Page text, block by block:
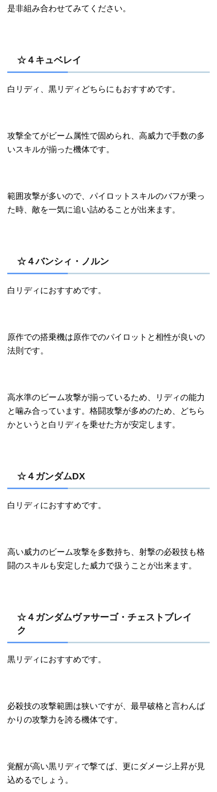
是非組み合わせてみてください。
☆４キュベレイ
白リディ、黒リディどちらにもおすすめです。
攻撃全てがビーム属性で固められ、高威力で手数の多
いスキルが揃った機体です。
範囲攻撃が多いので、パイロットスキルのバフが乗っ
た時、敵を一気に追い詰めることが出来ます。
☆４バンシィ・ノルン
白リディにおすすめです。
原作での搭乗機は原作でのパイロットと相性が良いの
法則です。
高水準のビーム攻撃が揃っているため、リディの能力
と噛み合っています。格闘攻撃が多めのため、どちら
かというと白リディを乗せた方が安定します。
☆４ガンダムDX
白リディにおすすめです。
高い威力のビーム攻撃を多数持ち、射撃の必殺技も格
闘のスキルも安定した威力で扱うことが出来ます。
☆４ガンダムヴァサーゴ・チェストブレイ
ク
黒リディにおすすめです。
必殺技の攻撃範囲は狭いですが、最早破格と言わんば
かりの攻撃力を誇る機体です。
覚醒が高い黒リディで撃てば、更にダメージ上昇が見
込めるでしょう。